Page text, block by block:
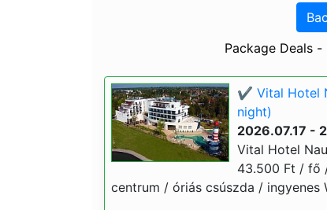
Package Deals
✔️ Vital Hotel
night)
2026.07.17 -
Vital Hotel
43.500 Ft / fő
centrum / óriás csúszda / ingyenes